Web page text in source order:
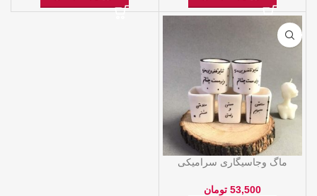
ماگ وجاسیگاری سرامیکی
53,500 تومان